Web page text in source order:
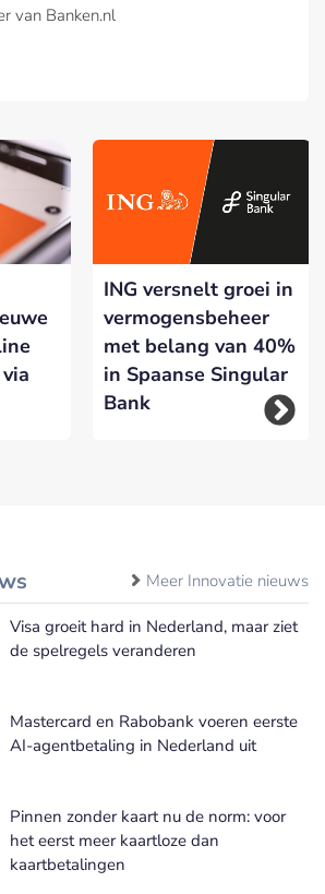
van Banken.nl
ING versnelt groei in
vermogensbeheer
met belang van 40%
in Spaanse Singular
Bank
Meer Innovatie nieuws
Visa groeit hard in Nederland, maar ziet
de spelregels veranderen
Mastercard en Rabobank voeren eerste
AI-agentbetaling in Nederland uit
Pinnen zonder kaart nu de norm: voor
het eerst meer kaartloze dan
kaartbetalingen